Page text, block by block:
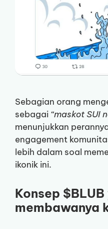
Sebagian orang
sebagai “maskot SUI
menunjukkan
engagement
lebih dalam soal
ikonik ini.
Konsep $BLUB
membawanya